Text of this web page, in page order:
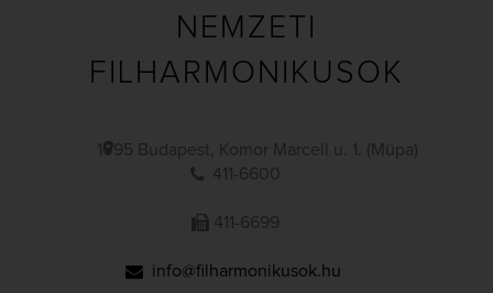
NEMZETI
FILHARMONIKUSOK
1095 Budapest, Komor Marcell u. 1. (Müpa)
411-6600
411-6699
info@filharmonikusok.hu